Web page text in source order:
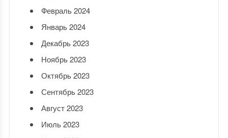
Февраль 2024
Январь 2024
Декабрь 2023
Ноябрь 2023
Октябрь 2023
Сентябрь 2023
Август 2023
Июль 2023